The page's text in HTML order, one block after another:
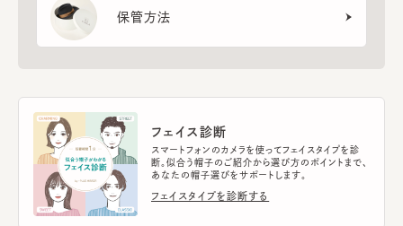
保管方法
フェイス診断
スマートフォンのカメラを使ってフェイスタイプを診
断。似合う帽子のご紹介から選び方のポイントまで、
あなたの帽子選びをサポートします。
フェイスタイプを診断する